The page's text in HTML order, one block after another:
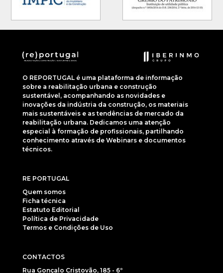
O REPORTUGAL é uma plataforma de informação
sobre a reabilitação urbana e construção
sustentável, acompanhando as novidades e
inovações da indústria da construção, os materiais
mais sustentáveis e as tendências de mercado da
reabilitação urbana. Dedicamos uma atenção
especial à formação de profissionais, partilhando
conhecimento através de Webinars e documentos
técnicos.
RE PORTUGAL
Quem somos
Ficha técnica
Estatuto Editorial
Política de Privacidade
Termos e Condições de Uso
CONTACTOS
Rua Gonçalo Cristovão, 185 - 6º